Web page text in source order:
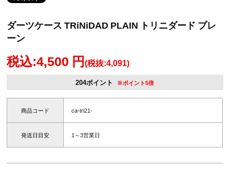
ダーツケース TRiNiDAD PLAIN トリニダード プレ
ーン
税込:4,500 円(税抜:4,091)
204ポイント ※ポイント5倍
商品コード ca-tri21-
発送日目安 1～3営業日